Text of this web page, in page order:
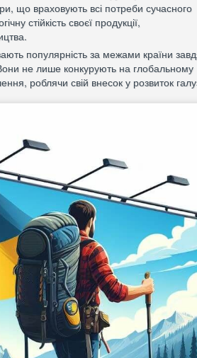
що враховують всі потреби сучасного
стійкість своєї продукції,
популярність за межами країни
не лише конкурують на глобальному
роблячи свій внесок у розвиток